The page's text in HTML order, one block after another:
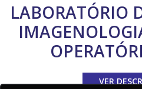
LABORATÓRIO
VER